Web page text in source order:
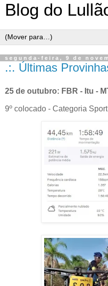
Blog do
segunda-feira, 9 de
.:. Últimas
25 de outubro: FBR - Itu -
9º colocado - Categoria